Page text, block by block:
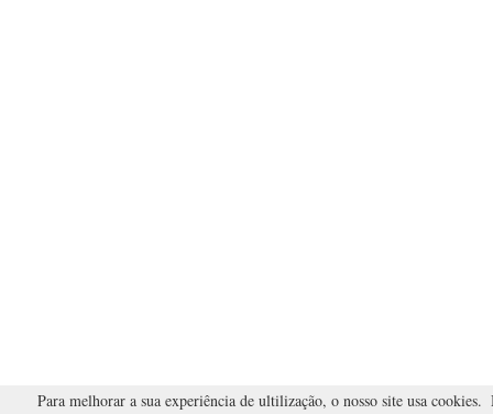
Para melhorar a sua experiência de ultilização, o nosso site usa cookies.